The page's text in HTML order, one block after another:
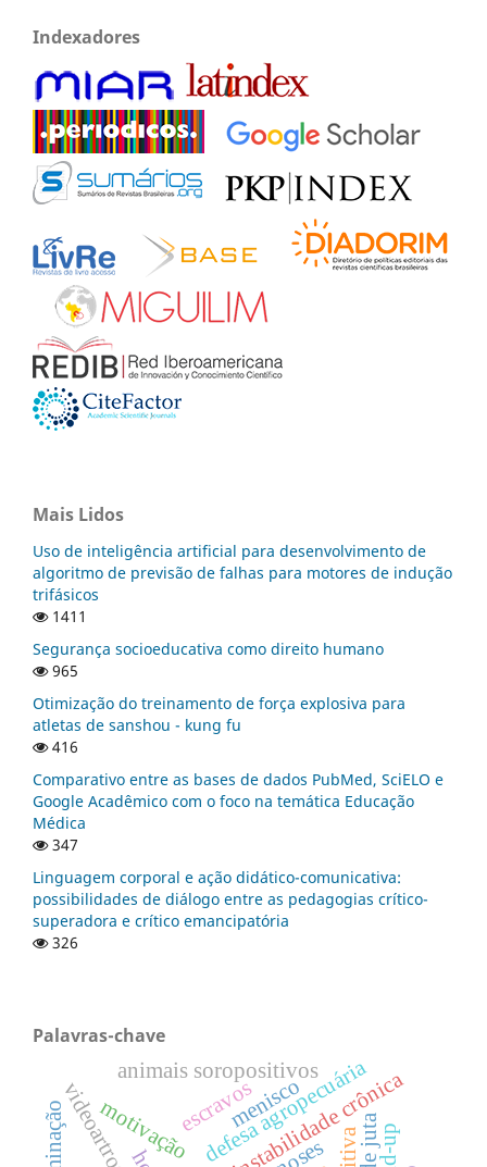
Indexadores
Mais Lidos
Uso de inteligência artificial para desenvolvimento de
algoritmo de previsão de falhas para motores de indução
trifásicos
1411
Segurança socioeducativa como direito humano
965
Otimização do treinamento de força explosiva para
atletas de sanshou - kung fu
416
Comparativo entre as bases de dados PubMed, SciELO e
Google Acadêmico com o foco na temática Educação
Médica
347
Linguagem corporal e ação didático-comunicativa:
possibilidades de diálogo entre as pedagogias crítico-
superadora e crítico emancipatória
326
Palavras-chave
motivaçãodefesa agropecuária
animais soropositivos
instabilidade crônica
menisco
escravos